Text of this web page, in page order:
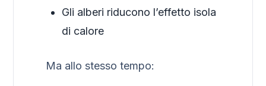
Gli alberi riducono l’effetto isola
di calore
Ma allo stesso tempo: